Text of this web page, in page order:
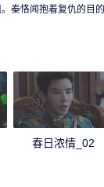
秦恪闻抱着复仇的目
春日浓情_02